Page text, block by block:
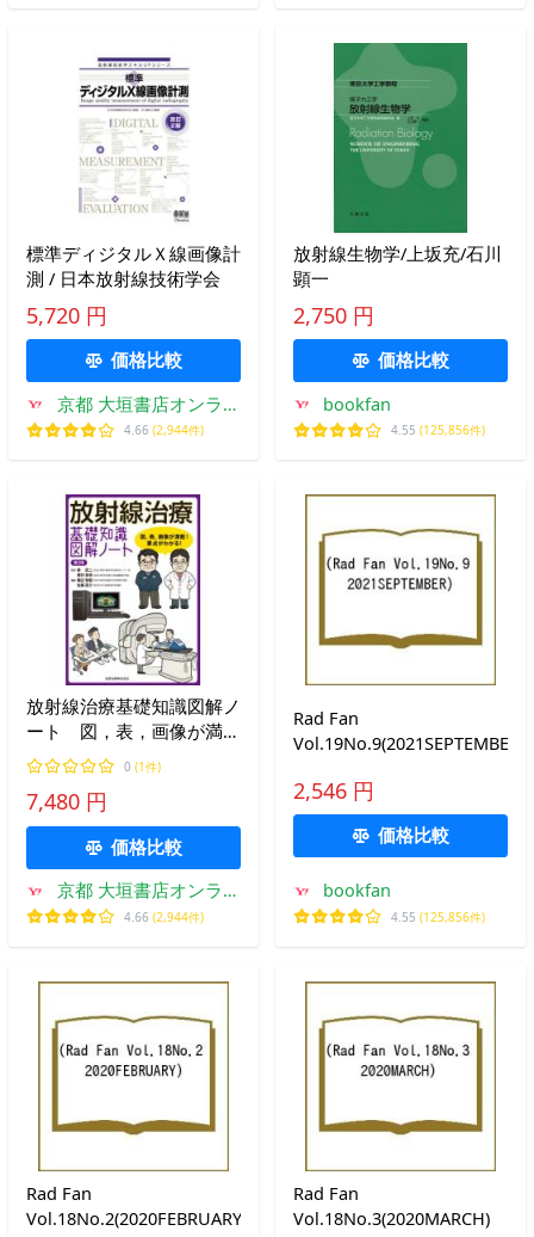
標準ディジタルＸ線画像計
測 / 日本放射線技術学会
5,720 円
価格比較
京都 大垣書店オンライ
ン
4.66 (2,944件)
放射線生物学/上坂充/石川
顕一
2,750 円
価格比較
bookfan
4.55 (125,856件)
放射線治療基礎知識図解ノ
ート 図，表，画像が満
載！要点がわかる！ / 榮
武二 監修
0 (1件)
7,480 円
価格比較
京都 大垣書店オンライ
ン
4.66 (2,944件)
Rad Fan
Vol.19No.9(2021SEPTEMBER)
2,546 円
価格比較
bookfan
4.55 (125,856件)
Rad Fan
Vol.18No.2(2020FEBRUARY)
Rad Fan
Vol.18No.3(2020MARCH)